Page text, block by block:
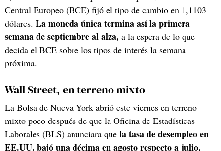
Central Europeo (BCE) fijó el tipo de cambio en 1,1103
dólares. La moneda única termina así la primera
semana de septiembre al alza, a la espera de lo que
decida el BCE sobre los tipos de interés la semana
próxima.
Wall Street, en terreno mixto
La Bolsa de Nueva York abrió este viernes en terreno
mixto poco después de que la Oficina de Estadísticas
Laborales (BLS) anunciara que la tasa de desempleo en
EE.UU. bajó una décima en agosto respecto a julio,